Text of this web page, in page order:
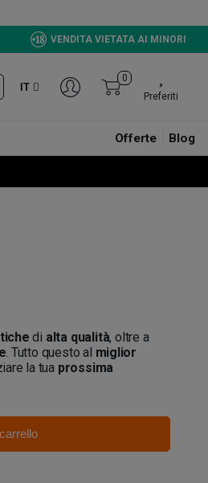
VENDITA VIETATA AI MINORI
IT
0
Preferiti
Offerte Blog
di alta qualità, oltre a
. Tutto questo al miglior
la tua prossima